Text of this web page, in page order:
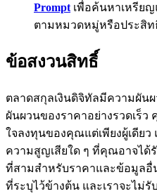
Crypto World Cup 2026:
กิจกรรมเพิ่มเติม
Prompt เพื่อค้นหาเหรียญ
ตามหมวดหมู่หรือประสิท
ข้อสงวนสิทธิ์
ตลาดสกุลเงินดิจิทัลมีความผัน
ผันผวนของราคาอย่างรวดเร็
ใจลงทุนของคุณแต่เพียงผู้เดียว
ความสูญเสียใด ๆ ที่คุณอาจได้
ที่สามสำหรับราคาและข้อมูลอื่
ที่ระบุไว้ข้างต้น และเราจะไม่